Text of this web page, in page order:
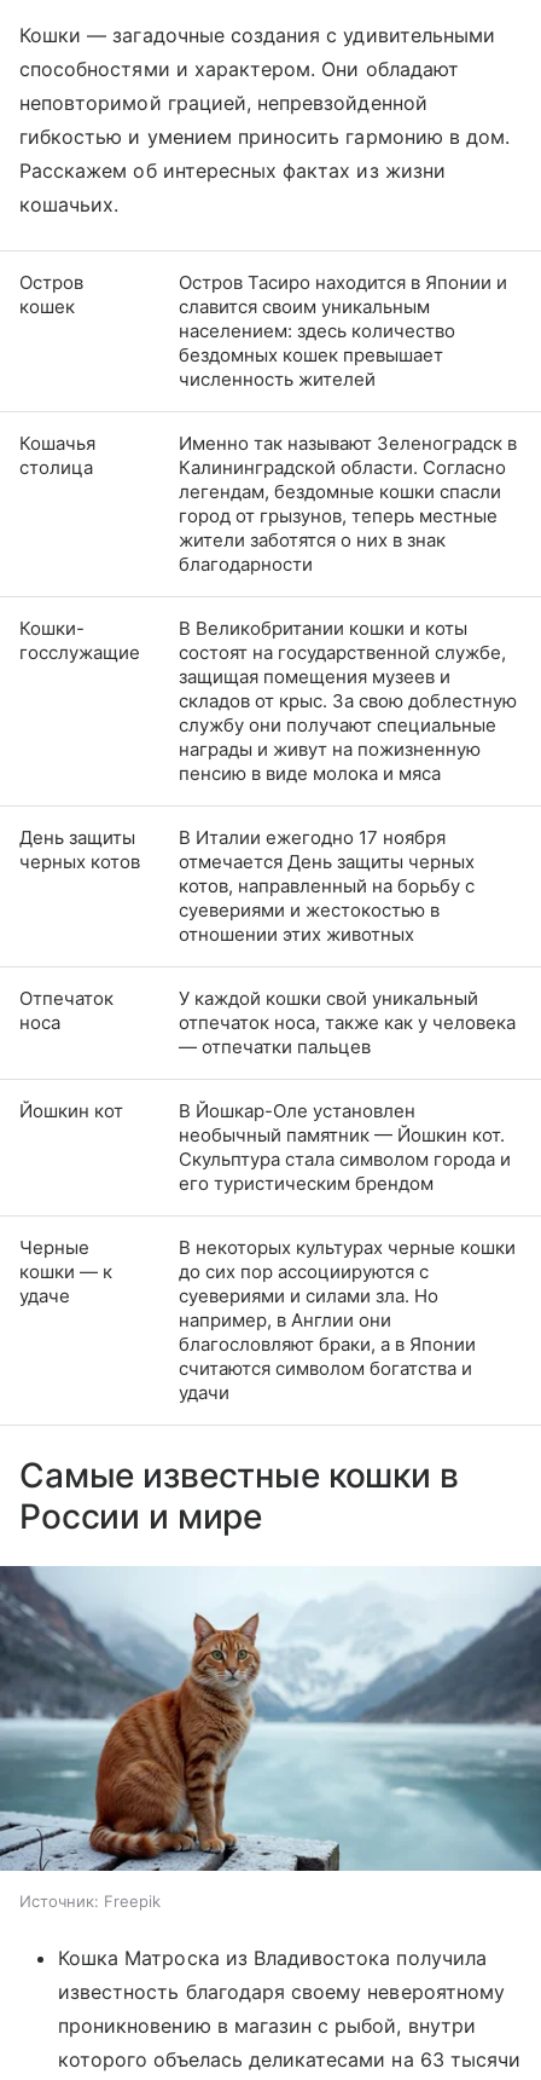
Кошки — загадочные создания с удивительными
способностями и характером. Они обладают
неповторимой грацией, непревзойденной
гибкостью и умением приносить гармонию в дом.
Расскажем об интересных фактах из жизни
кошачьих.
Остров
кошек
Остров Тасиро находится в Японии и
славится своим уникальным
населением: здесь количество
бездомных кошек превышает
численность жителей
Кошачья
столица
Именно так называют Зеленоградск в
Калининградской области. Согласно
легендам, бездомные кошки спасли
город от грызунов, теперь местные
жители заботятся о них в знак
благодарности
Кошки-
госслужащие
В Великобритании кошки и коты
состоят на государственной службе,
защищая помещения музеев и
складов от крыс. За свою доблестную
службу они получают специальные
награды и живут на пожизненную
пенсию в виде молока и мяса
День защиты
черных котов
В Италии ежегодно 17 ноября
отмечается День защиты черных
котов, направленный на борьбу с
суевериями и жестокостью в
отношении этих животных
Отпечаток
носа
У каждой кошки свой уникальный
отпечаток носа, также как у человека
— отпечатки пальцев
Йошкин кот
В Йошкар-Оле установлен
необычный памятник — Йошкин кот.
Скульптура стала символом города и
его туристическим брендом
Черные
кошки — к
удаче
В некоторых культурах черные кошки
до сих пор ассоциируются с
суевериями и силами зла. Но
например, в Англии они
благословляют браки, а в Японии
считаются символом богатства и
удачи
Самые известные кошки в
России и мире
Источник: Freepik
Кошка Матроска из Владивостока получила
известность благодаря своему невероятному
проникновению в магазин с рыбой, внутри
которого объелась деликатесами на 63 тысячи